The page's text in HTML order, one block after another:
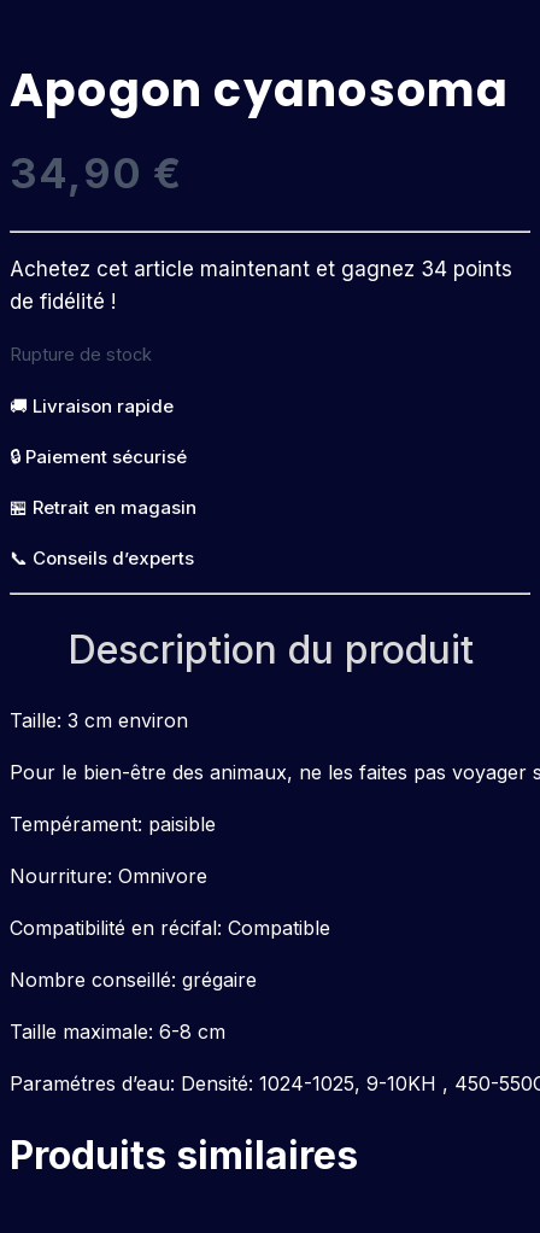
Apogon cyanosoma
34,90 €
Achetez cet article maintenant et gagnez 34 points
de fidélité !
Rupture de stock
🚚 Livraison rapide
🔒 Paiement sécurisé
🏪 Retrait en magasin
📞 Conseils d’experts
Description du produit
Taille: 3 cm environ
Pour le bien-être des animaux, ne les faites pas voyager
Tempérament: paisible
Nourriture: Omnivore
Compatibilité en récifal: Compatible
Nombre conseillé: grégaire
Taille maximale: 6-8 cm
Paramétres d’eau: Densité: 1024-1025, 9-10KH , 450-
Produits similaires